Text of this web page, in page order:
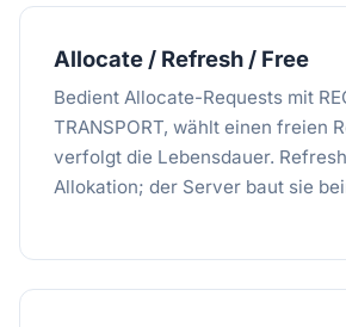
Allocate / Refresh / Free
Bedient Allocate-Requests mit
TRANSPORT, wählt einen freien
verfolgt die Lebensdauer.
Allokation; der Server baut sie